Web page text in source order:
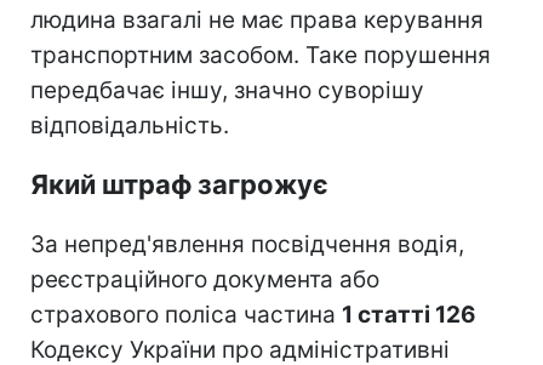
людина взагалі не має права керування
транспортним засобом. Таке порушення
передбачає іншу, значно суворішу
відповідальність.
Який штраф загрожує
За непред'явлення посвідчення водія,
реєстраційного документа або
страхового поліса частина 1 статті 126
Кодексу України про адміністративні